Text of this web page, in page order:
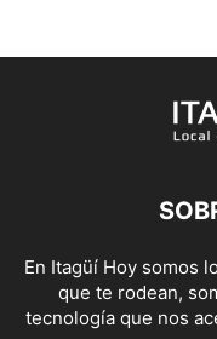
En Itagüí Hoy somos
que te rodean,
tecnología que nos